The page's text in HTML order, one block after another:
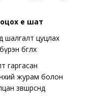
үе шат
шалгалт цуцлах
бөглөх
гаргасан
журам болон